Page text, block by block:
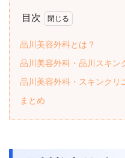
目次
品川美容外科とは？
品川美容外科・品川スキン
品川美容外科・スキンクリ
まとめ